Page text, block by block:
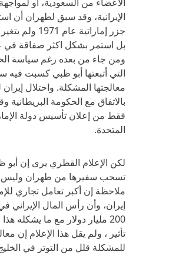
الإيرانية، وقد سبق لطهران أن
جزر إماراتية عام
بل استمر بشكل اكثر صفاقة في
ومن جاء من بعده رغم سياسة
التي أتبعتها أبو ظبي كسبت فيه
معالجتها المشكلة. واحتلال
بالاتفاق مع الحكومة البريطانية
فقط من إعلان تأسيس دولة
المتحدة.
لكن الإعلام القطري يرى إن
تسحب سفيرها من طهران وليس
ملاحظة إن أكبر تعامل تجاري
إيران، وأن رأس المال الإيراني
200 مليار دولار مع ما يشكله
تأثير ، ولم يقل هذا الإعلام إن
للمشكلة قلل من التوتر في